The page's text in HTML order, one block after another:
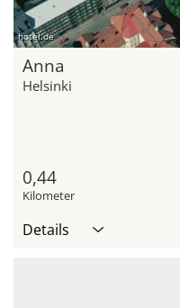
hotel.de
Anna
Helsinki
0,44
Kilometer
Details